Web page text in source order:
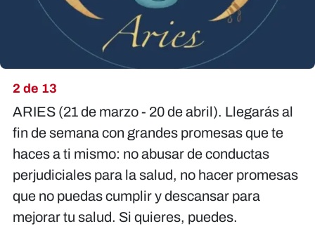
2 de 13
ARIES (21 de marzo - 20 de abril). Llegarás al
fin de semana con grandes promesas que te
haces a ti mismo: no abusar de conductas
perjudiciales para la salud, no hacer promesas
que no puedas cumplir y descansar para
mejorar tu salud. Si quieres, puedes.